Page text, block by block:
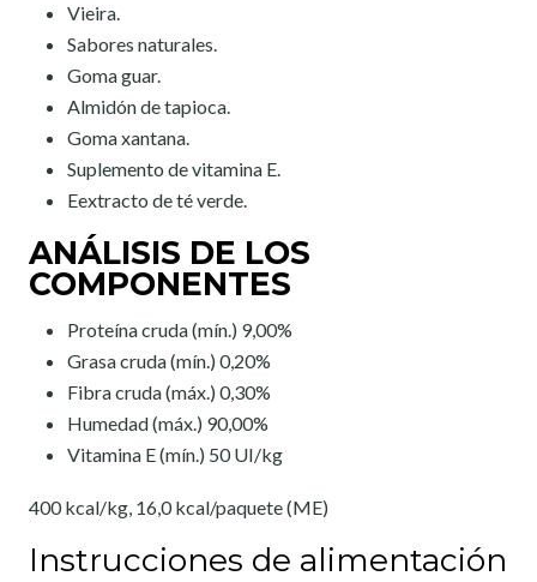
Vieira.
Sabores naturales.
Goma guar.
Almidón de tapioca.
Goma xantana.
Suplemento de vitamina E.
Eextracto de té verde.
ANÁLISIS DE LOS
COMPONENTES
Proteína cruda (mín.) 9,00%
Grasa cruda (mín.) 0,20%
Fibra cruda (máx.) 0,30%
Humedad (máx.) 90,00%
Vitamina E (mín.) 50 UI/kg
400 kcal/kg, 16,0 kcal/paquete (ME)
Instrucciones de alimentación